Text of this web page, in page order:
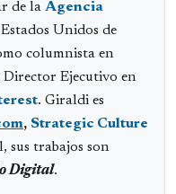
de la Agencia
Unidos de
columnista en
Director Ejecutivo en
. Giraldi es
, Strategic Culture
sus trabajos son
Digital.